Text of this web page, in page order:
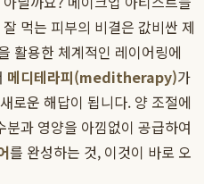
먹는 피부의 비결은 값비싼 제
활용한 체계적인 레이어링에
메디테라피(meditherapy)가
로운 해답이 됩니다. 양 조절에
과 영양을 아낌없이 공급하여
를 완성하는 것, 이것이 바로 오